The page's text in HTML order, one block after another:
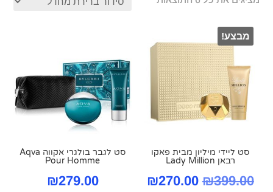
מבצע!
סט ליידי מיליון מבית פאקו
רבאן Lady Million
₪399.00
המחיר₪270.00
סט לגבר בולגרי אקווה Aqva
Pour Homme
₪279.00